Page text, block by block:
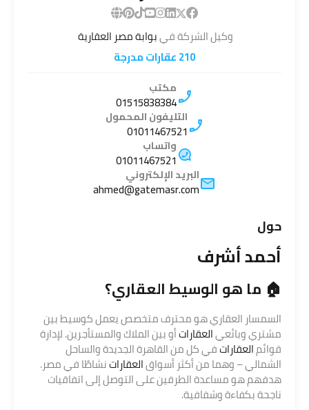
وكيل الشركة فيبوابة مصر العقارية
210 عقارات مدرجة
مكتب
01515838384
التليفون المحمول
01011467521
واتساب
01011467521
البريد الإلكتروني
ahmed@gatemasr.com
حول
أحمد أشرف
🏠 ما هو الوسيط العقاري؟
السمسار العقاري هو محترف متخصص يعمل كوسيط بين
مشتري وبائعيالعقاراتأو بين الملاك والمستأجرين. لإدارة
قوائمالعقاراتفي كل من القاهرة الجديدة والساحل
الشمالي – وهما من أكثر أسواقالعقاراتنشاطًا في مصر.
هدفهم هو مساعدة الطرفين على التوصل إلى اتفاقيات
ناجحة بكفاءة وشفافية.